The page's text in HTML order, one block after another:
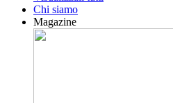
Chi siamo
Magazine